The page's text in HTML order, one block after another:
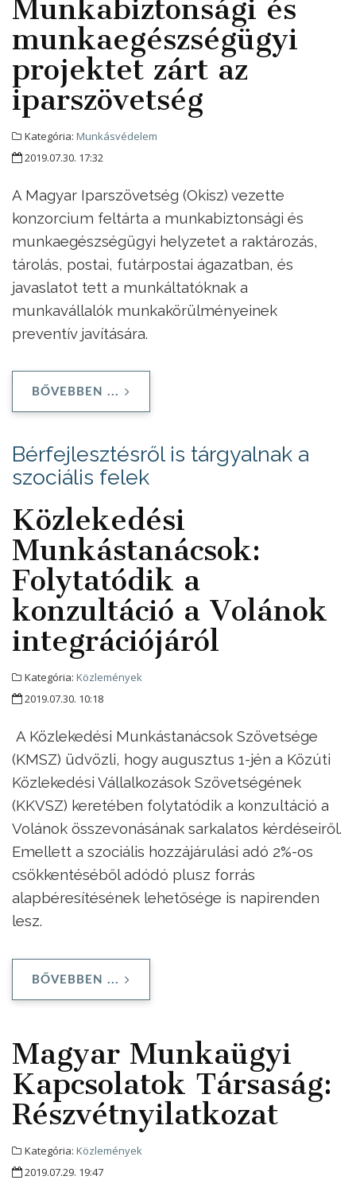
Munkabiztonsági és
munkaegészségügyi
projektet zárt az
iparszövetség
Kategória: Munkásvédelem
2019.07.30. 17:32
A Magyar Iparszövetség (Okisz) vezette
konzorcium feltárta a munkabiztonsági és
munkaegészségügyi helyzetet a raktározás,
tárolás, postai, futárpostai ágazatban, és
javaslatot tett a munkáltatóknak a
munkavállalók munkakörülményeinek
preventív javítására.
BŐVEBBEN ...
Bérfejlesztésről is tárgyalnak a
szociális felek
Közlekedési
Munkástanácsok:
Folytatódik a
konzultáció a Volánok
integrációjáról
Kategória: Közlemények
2019.07.30. 10:18
A Közlekedési Munkástanácsok Szövetsége
(KMSZ) üdvözli, hogy augusztus 1-jén a Közúti
Közlekedési Vállalkozások Szövetségének
(KKVSZ) keretében folytatódik a konzultáció a
Volánok összevonásának sarkalatos kérdéseiről.
Emellett a szociális hozzájárulási adó 2%-os
csökkentéséből adódó plusz forrás
alapbéresítésének lehetősége is napirenden
lesz.
BŐVEBBEN ...
Magyar Munkaügyi
Kapcsolatok Társaság:
Részvétnyilatkozat
Kategória: Közlemények
2019.07.29. 19:47